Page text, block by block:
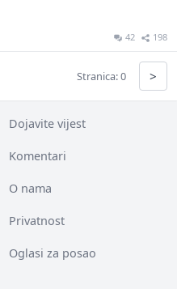
42 198
Stranica: 0 >
Dojavite vijest
Komentari
O nama
Privatnost
Oglasi za posao